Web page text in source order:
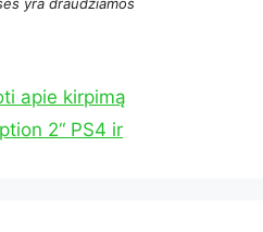
apie kirpimą
2“ PS4 ir